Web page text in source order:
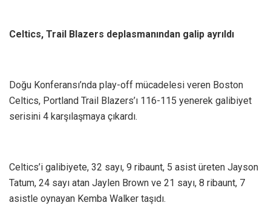
Celtics, Trail Blazers deplasmanından galip ayrıldı
Doğu Konferansı’nda play-off mücadelesi veren Boston
Celtics, Portland Trail Blazers’ı 116-115 yenerek galibiyet
serisini 4 karşılaşmaya çıkardı.
Celtics’i galibiyete, 32 sayı, 9 ribaunt, 5 asist üreten Jayson
Tatum, 24 sayı atan Jaylen Brown ve 21 sayı, 8 ribaunt, 7
asistle oynayan Kemba Walker taşıdı.